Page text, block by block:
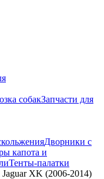
собакЗапчасти для
Дворники с
капота и
Тенты-палатки
XK (2006-2014)